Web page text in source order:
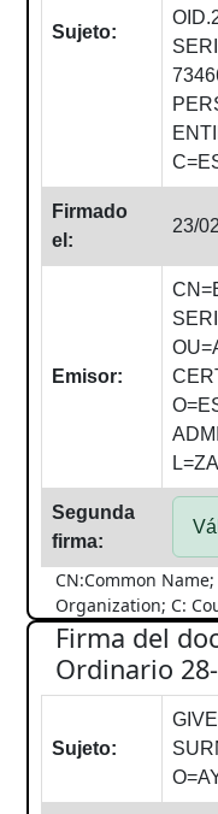
Sujeto:
Firmado
el:
23/
Emisor:
Segunda
firma:
CN:Common
Organization; C:
Firma del
Ordinario
Sujeto: